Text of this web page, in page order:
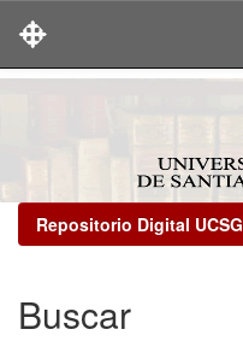
Repositorio Digital UCSG
Buscar